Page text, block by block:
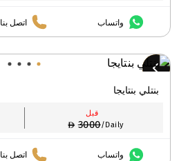
واتساب اتصل بنا
بنتلي بنتايجا
قبل
3000/Daily
واتساب اتصل بنا